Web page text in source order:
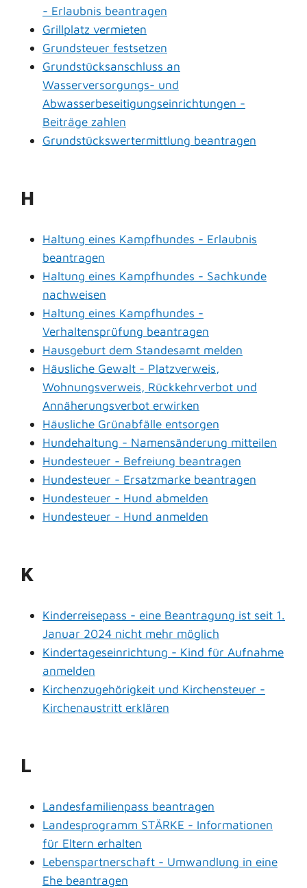
- Erlaubnis beantragen
Grillplatz vermieten
Grundsteuer festsetzen
Grundstücksanschluss an
Wasserversorgungs- und
Abwasserbeseitigungseinrichtungen -
Beiträge zahlen
Grundstückswertermittlung beantragen
H
Haltung eines Kampfhundes - Erlaubnis
beantragen
Haltung eines Kampfhundes - Sachkunde
nachweisen
Haltung eines Kampfhundes -
Verhaltensprüfung beantragen
Hausgeburt dem Standesamt melden
Häusliche Gewalt - Platzverweis,
Wohnungsverweis, Rückkehrverbot und
Annäherungsverbot erwirken
Häusliche Grünabfälle entsorgen
Hundehaltung - Namensänderung mitteilen
Hundesteuer - Befreiung beantragen
Hundesteuer - Ersatzmarke beantragen
Hundesteuer - Hund abmelden
Hundesteuer - Hund anmelden
K
Kinderreisepass - eine Beantragung ist seit 1.
Januar 2024 nicht mehr möglich
Kindertageseinrichtung - Kind für Aufnahme
anmelden
Kirchenzugehörigkeit und Kirchensteuer -
Kirchenaustritt erklären
L
Landesfamilienpass beantragen
Landesprogramm STÄRKE - Informationen
für Eltern erhalten
Lebenspartnerschaft - Umwandlung in eine
Ehe beantragen